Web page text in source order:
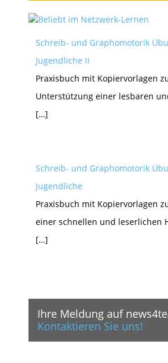
Schreib- und Graphomotorik
Jugendliche II
Praxisbuch mit Kopiervorlagen
Unterstützung einer lesbaren
[…]
Schreib- und Graphomotorik
Jugendliche
Praxisbuch mit Kopiervorlagen
einer schnellen und leserlichen
[…]
Ihre Meldung auf
Kontaktieren Sie uns!